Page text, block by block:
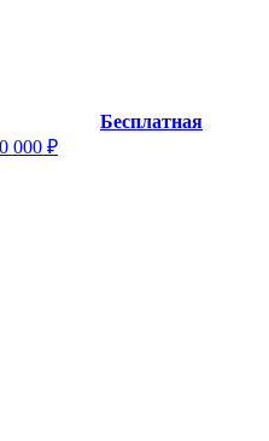
Бесплатная
000 ₽